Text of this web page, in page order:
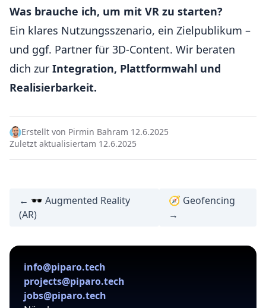
Was brauche ich, um mit VR zu starten?
Ein klares Nutzungsszenario, ein Zielpublikum –
und ggf. Partner für 3D-Content. Wir beraten
dich zur Integration, Plattformwahl und
Realisierbarkeit.
Erstellt von Pirmin Bahram 12.6.2025
Zuletzt aktualisiertam 12.6.2025
← 🕶️ Augmented Reality
(AR)
🧭 Geofencing
→
info@piparo.tech
projects@piparo.tech
jobs@piparo.tech